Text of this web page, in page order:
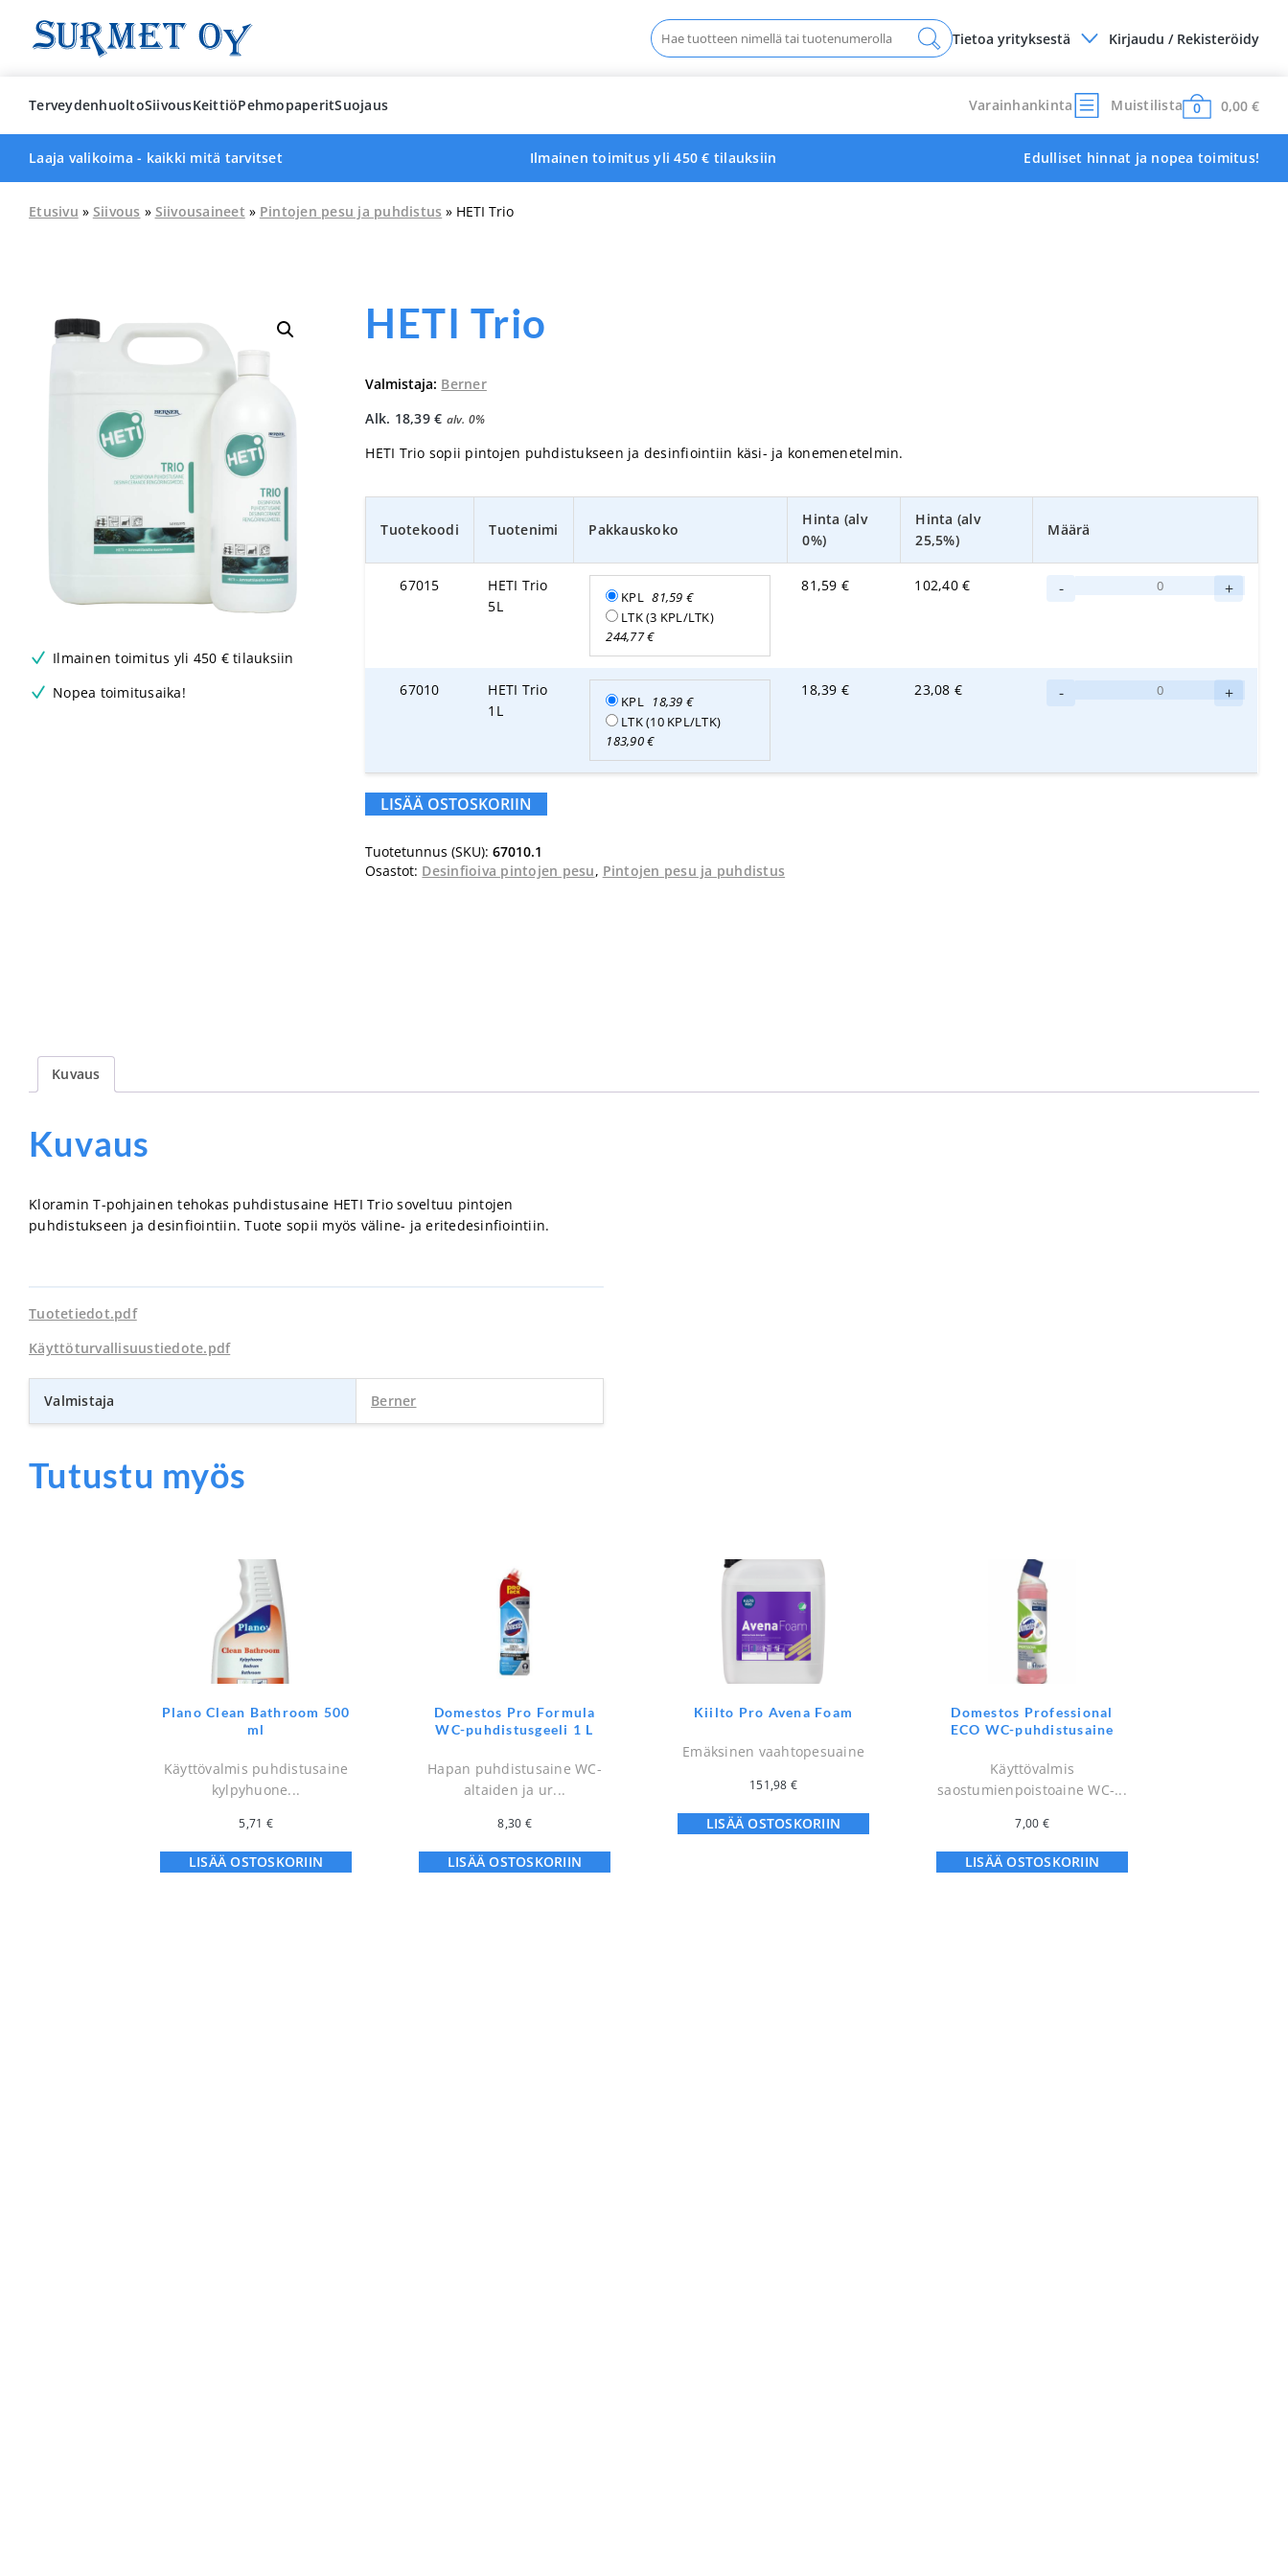
content
Haku:
Tietoa yrityksestä
Kirjaudu / Rekisteröidy
TerveydenhuoltoSiivousKeittiöPehmopaperitSuojaus Varainhankinta Muistilista 0 0,00 €
Laaja valikoima - kaikki mitä tarvitset Ilmainen toimitus yli 450 € tilauksiin Edulliset hinnat ja nopea toimitus!
Etusivu » Siivous » Siivousaineet » Pintojen pesu ja puhdistus » HETI Trio
Ilmainen toimitus yli 450 € tilauksiin
Nopea toimitusaika!
HETI Trio
Valmistaja: Berner
Alk. 18,39€ alv. 0%
HETI Trio sopii pintojen puhdistukseen ja desinfiointiin käsi- ja konemenetelmin.
Tuotekoodi Tuotenimi Pakkauskoko
Hinta (alv
0%)
Hinta (alv
25,5%)
Määrä
67015
HETI Trio
5L
KPL 81,59 €
LTK (3 KPL/LTK)
244,77€
81,59 € 102,40€ - +
67010
HETI Trio
1L
KPL 18,39 €
LTK (10 KPL/LTK)
183,90€
18,39 € 23,08 € - +
LISÄÄ OSTOSKORIIN
Tuotetunnus (SKU):67010.1
Osastot: Desinfioiva pintojen pesu, Pintojen pesu ja puhdistus
Kuvaus
Kuvaus
Kloramin T-pohjainen tehokas puhdistusaine HETI Trio soveltuu pintojen
puhdistukseen ja desinfiointiin. Tuote sopii myös väline- ja eritedesinfiointiin.
Tuotetiedot.pdf
Käyttöturvallisuustiedote.pdf
Valmistaja Berner
Tutustu myös
Plano Clean Bathroom 500
ml
Käyttövalmis puhdistusaine
kylpyhuone...
5,71 €
LISÄÄ OSTOSKORIIN
Domestos Pro Formula
WC-puhdistusgeeli 1 L
Hapan puhdistusaine WC-
altaiden ja ur...
8,30 €
LISÄÄ OSTOSKORIIN
Kiilto Pro Avena Foam
Emäksinen vaahtopesuaine
151,98 €
LISÄÄ OSTOSKORIIN
Domestos Professional
ECO WC-puhdistusaine
Käyttövalmis
saostumienpoistoaine WC-...
7,00 €
LISÄÄ OSTOSKORIIN